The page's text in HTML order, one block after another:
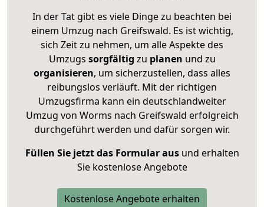
In der Tat gibt es viele Dinge zu beachten bei
einem Umzug nach Greifswald. Es ist wichtig,
sich Zeit zu nehmen, um alle Aspekte des
Umzugs sorgfältig zu planen und zu
organisieren, um sicherzustellen, dass alles
reibungslos verläuft. Mit der richtigen
Umzugsfirma kann ein deutschlandweiter
Umzug von Worms nach Greifswald erfolgreich
durchgeführt werden und dafür sorgen wir.
Füllen Sie jetzt das Formular ausund erhalten
Sie kostenlose Angebote
Kostenlose Angebote erhalten